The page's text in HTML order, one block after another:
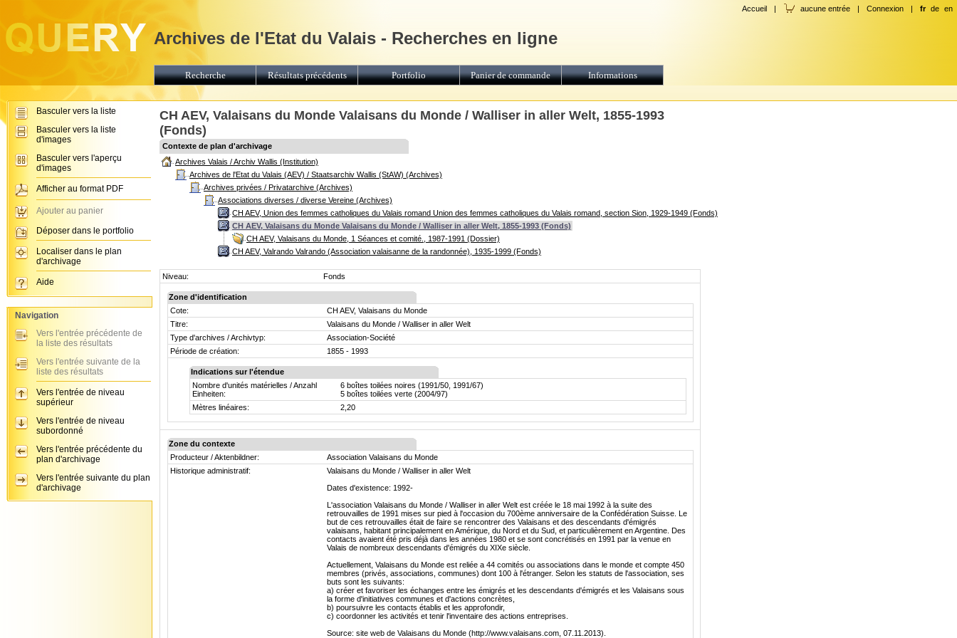
CH AEV, Valaisans du Monde Valaisans du Monde / Walliser in aller Welt, 1855-1993
(Fonds)
Contexte de plan d'archivage
Archives Valais / Archiv Wallis (Institution)
Archives de l'Etat du Valais (AEV) / Staatsarchiv Wallis (StAW) (Archives)
Archives privées / Privatarchive (Archives)
Associations diverses / diverse Vereine (Archives)
CH AEV, Union des femmes catholiques du Valais romand Union des femmes catholiques du Valais romand, section Sion, 1929-1949 (Fonds)
CH AEV, Valaisans du Monde Valaisans du Monde / Walliser in aller Welt, 1855-1993 (Fonds)
CH AEV, Valaisans du Monde, 1 Séances et comité., 1987-1991 (Dossier)
CH AEV, Valrando Valrando (Association valaisanne de la randonnée), 1935-1999 (Fonds)
Niveau: Fonds
Zone d'identification
Cote:
CH AEV, Valaisans du Monde
Titre:
Valaisans du Monde / Walliser in aller Welt
Type d'archives / Archivtyp:
Association-Société
Période de création:
1855 - 1993
Indications sur l'étendue
Nombre d'unités matérielles / Anzahl
Einheiten:
6 boîtes toilées noires (1991/50, 1991/67)
5 boîtes toilées verte (2004/97)
Mètres linéaires:
2,20
Zone du contexte
Producteur / Aktenbildner:
Association Valaisans du Monde
Historique administratif:
Valaisans du Monde / Walliser in aller Welt
Dates d'existence: 1992-
L'association Valaisans du Monde / Walliser in aller Welt est créée le 18 mai 1992 à la suite des
retrouvailles de 1991 mises sur pied à l'occasion du 700ème anniversaire de la Confédération Suisse. Le
but de ces retrouvailles était de faire se rencontrer des Valaisans et des descendants d'émigrés
valaisans, habitant principalement en Amérique, du Nord et du Sud, et particulièrement en Argentine. Des
contacts avaient été pris déjà dans les années 1980 et se sont concrétisés en 1991 par la venue en
Valais de nombreux descendants d'émigrés du XIXe siècle.
Actuellement, Valaisans du Monde est reliée a 44 comités ou associations dans le monde et compte 450
membres (privés, associations, communes) dont 100 à l'étranger. Selon les statuts de l'association, ses
buts sont les suivants:
a) créer et favoriser les échanges entre les émigrés et les descendants d'émigrés et les Valaisans sous
la forme d'initiatives communes et d'actions concrètes,
b) poursuivre les contacts établis et les approfondir,
c) coordonner les activités et tenir l'inventaire des actions entreprises.
Source: site web de Valaisans du Monde (http://www.valaisans.com, 07.11.2013).
Accueil | aucune entrée | Connexion | fr de en
Archives de l'Etat du Valais - Recherches en ligne
Recherche Résultats précédents Portfolio Panier de commande Informations
Basculer vers la liste
Basculer vers la liste
d'images
Basculer vers l'aperçu
d'images
Afficher au format PDF
Ajouter au panier
Déposer dans le portfolio
Localiser dans le plan
d'archivage
Aide
Navigation
Vers l'entrée précédente de
la liste des résultats
Vers l'entrée suivante de la
liste des résultats
Vers l'entrée de niveau
supérieur
Vers l'entrée de niveau
subordonné
Vers l'entrée précédente du
plan d'archivage
Vers l'entrée suivante du plan
d'archivage